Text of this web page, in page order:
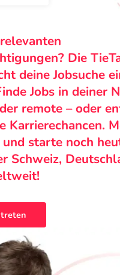
Die
deine Jobsuche
Jobs in deiner
remote – oder
Karrierechancen.
starte noch
Schweiz,